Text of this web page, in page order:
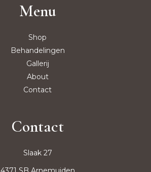
Menu
Shop
Behandelingen
Gallerij
About
Contact
Contact
Slaak 27